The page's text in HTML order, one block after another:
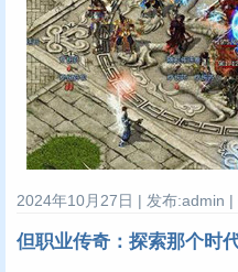
2024年10月27日 | 发布:admin
但职业传奇：探索那个时